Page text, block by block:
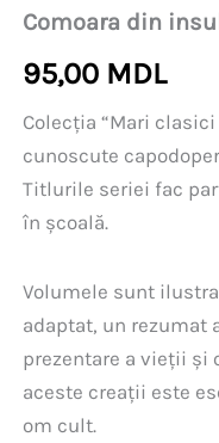
Comoara din
95,00 MDL
Colecția “Mari
cunoscute
Titlurile seriei fac
în școală.
Volumele sunt
adaptat, un rezumat
prezentare a vieții și
aceste creații este
om cult.